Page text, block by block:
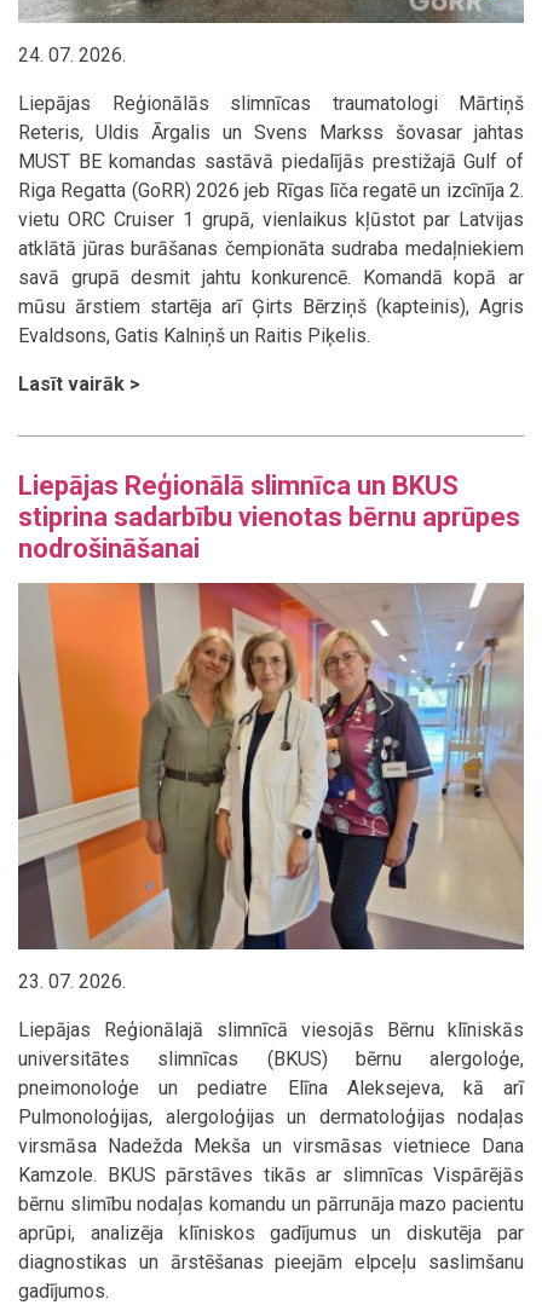
24. 07. 2026.
Liepājas Reģionālās slimnīcas traumatologi Mārtiņš
Reteris, Uldis Ārgalis un Svens Markss šovasar jahtas
MUST BE komandas sastāvā piedalījās prestižajā Gulf of
Riga Regatta (GoRR) 2026 jeb Rīgas līča regatē un izcīnīja 2.
vietu ORC Cruiser 1 grupā, vienlaikus kļūstot par Latvijas
atklātā jūras burāšanas čempionāta sudraba medaļniekiem
savā grupā desmit jahtu konkurencē. Komandā kopā ar
mūsu ārstiem startēja arī Ģirts Bērziņš (kapteinis), Agris
Evaldsons, Gatis Kalniņš un Raitis Piķelis.
Lasīt vairāk >
Liepājas Reģionālā slimnīca un BKUS
stiprina sadarbību vienotas bērnu aprūpes
nodrošināšanai
23. 07. 2026.
Liepājas Reģionālajā slimnīcā viesojās Bērnu klīniskās
universitātes slimnīcas (BKUS) bērnu alergoloģe,
pneimonoloģe un pediatre Elīna Aleksejeva, kā arī
Pulmonoloģijas, alergoloģijas un dermatoloģijas nodaļas
virsmāsa Nadežda Mekša un virsmāsas vietniece Dana
Kamzole. BKUS pārstāves tikās ar slimnīcas Vispārējās
bērnu slimību nodaļas komandu un pārrunāja mazo pacientu
aprūpi, analizēja klīniskos gadījumus un diskutēja par
diagnostikas un ārstēšanas pieejām elpceļu saslimšanu
gadījumos.